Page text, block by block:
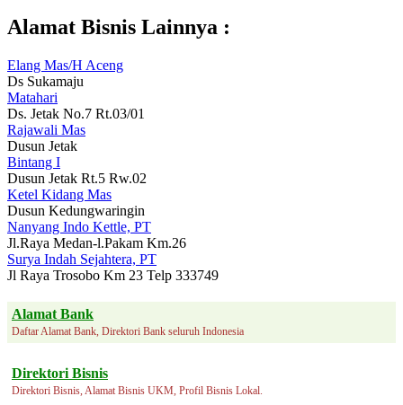
Alamat Bisnis Lainnya :
Elang Mas/H Aceng
Ds Sukamaju
Matahari
Ds. Jetak No.7 Rt.03/01
Rajawali Mas
Dusun Jetak
Bintang I
Dusun Jetak Rt.5 Rw.02
Ketel Kidang Mas
Dusun Kedungwaringin
Nanyang Indo Kettle, PT
Jl.Raya Medan-l.Pakam Km.26
Surya Indah Sejahtera, PT
Jl Raya Trosobo Km 23 Telp 333749
Alamat Bank
Daftar Alamat Bank, Direktori Bank seluruh Indonesia
Direktori Bisnis
Direktori Bisnis, Alamat Bisnis UKM, Profil Bisnis Lokal.